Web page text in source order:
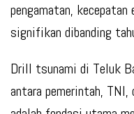
pengamatan,
signifikan dibanding
Drill tsunami di Teluk
antara pemerintah, TNI,